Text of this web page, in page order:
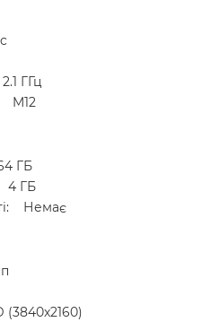
ГГц
M12
ГБ
4 ГБ
Немає